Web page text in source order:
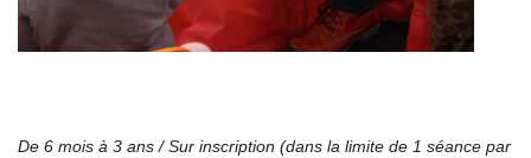
De 6 mois à 3 ans / Sur inscription (dans la limite de 1 séance par